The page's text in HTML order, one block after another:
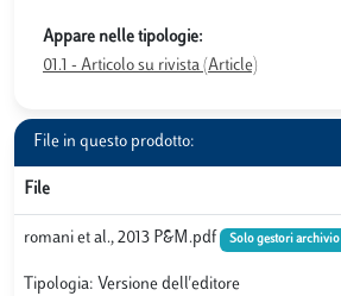
Appare nelle tipologie:
01.1 - Articolo su rivista (Article)
File in questo prodotto:
File
romani et al., 2013 P&M.pdf Solo gestori archivio
Tipologia: Versione dell'editore